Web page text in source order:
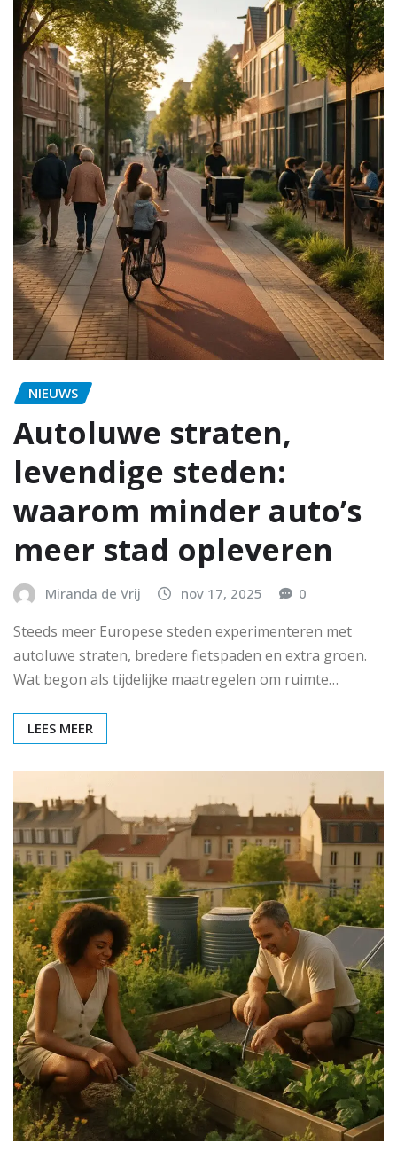
NIEUWS
Autoluwe straten,
levendige steden:
waarom minder auto’s
meer stad opleveren
Miranda de Vrij nov 17, 2025 0
Steeds meer Europese steden experimenteren met
autoluwe straten, bredere fietspaden en extra groen.
Wat begon als tijdelijke maatregelen om ruimte…
LEES MEER